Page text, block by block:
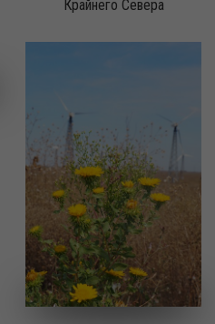
Крайнего Севера